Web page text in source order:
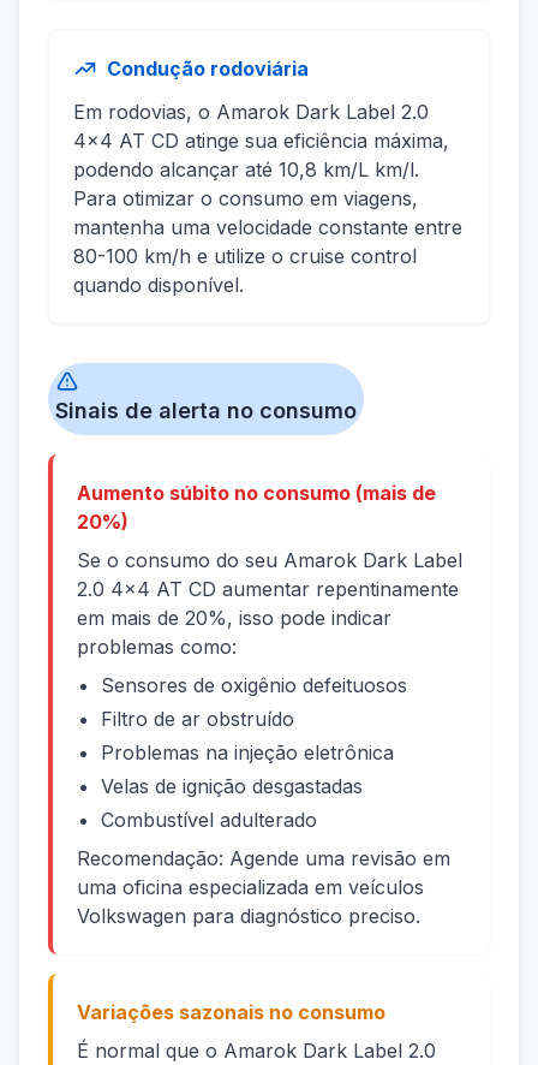
Condução rodoviária
Em rodovias, o Amarok Dark Label 2.0
4x4 AT CD atinge sua eficiência máxima,
podendo alcançar até 10,8 km/L km/l.
Para otimizar o consumo em viagens,
mantenha uma velocidade constante entre
80-100 km/h e utilize o cruise control
quando disponível.
Sinais de alerta no consumo
Aumento súbito no consumo (mais de
20%)
Se o consumo do seu Amarok Dark Label
2.0 4x4 AT CD aumentar repentinamente
em mais de 20%, isso pode indicar
problemas como:
Sensores de oxigênio defeituosos
Filtro de ar obstruído
Problemas na injeção eletrônica
Velas de ignição desgastadas
Combustível adulterado
Recomendação: Agende uma revisão em
uma oficina especializada em veículos
Volkswagen para diagnóstico preciso.
Variações sazonais no consumo
É normal que o Amarok Dark Label 2.0